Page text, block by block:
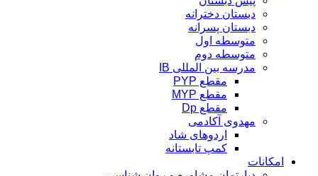
دبستان دخترانه
دبستان پسرانه
متوسطه اول
متوسطه دوم
مدرسه بین المللی IB
مقطع PYP
مقطع MYP
مقطع Dp
مهدوی آکادمی
اردوهای شاد
کمپ تابستانه
امکانات